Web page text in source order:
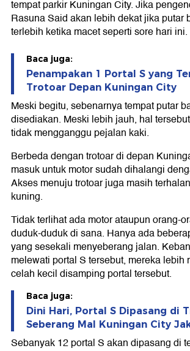
tempat parkir Kuningan City. Jika
Rasuna Said akan lebih dekat jika putar
terlebih ketika macet seperti sore hari ini.
Baca juga:
Penampakan 1 Portal S yang
Trotoar Depan Kuningan City
Meski begitu, sebenarnya tempat putar
disediakan. Meski lebih jauh, hal
tidak mengganggu pejalan kaki.
Berbeda dengan trotoar di depan
masuk untuk motor sudah dihalangi
Akses menuju trotoar juga masih
kuning.
Tidak terlihat ada motor ataupun orang-
duduk-duduk di sana. Hanya ada
yang sesekali menyeberang jalan.
melewati portal S tersebut, mereka lebih
celah kecil disamping portal tersebut.
Baca juga:
Dini Hari, Portal S Dipasang di
Seberang Mal Kuningan City
Sebanyak 12 portal S akan dipasang di